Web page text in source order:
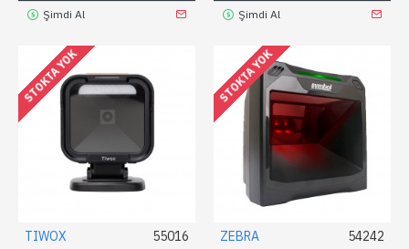
Şimdi Al Şimdi Al
STOKTA YOK
TIWOX 55016
STOKTA YOK
ZEBRA 54242